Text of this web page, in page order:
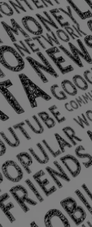
27.330-030
Colônia Santo